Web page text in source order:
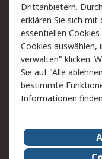
Rechtliches
AGB
Cookie-Richtlinie
Copyright/
Karriere bei RS
Drittanbietern.
erklären Sie sich mit
essentiellen
Cookies auswählen,
verwalten" klicken.
Sie auf "Alle
bestimmte
Informationen